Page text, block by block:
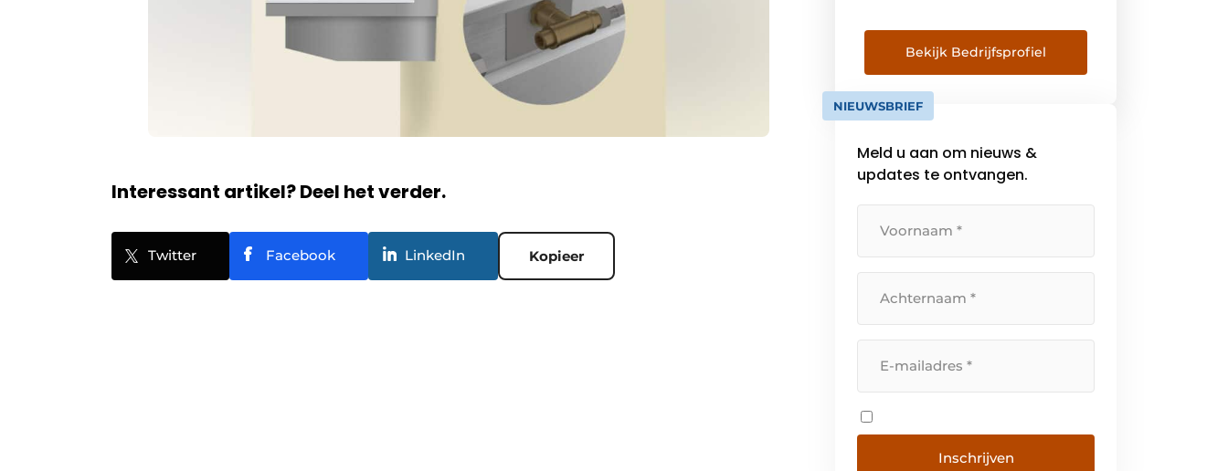
Interessant artikel? Deel het verder.
Twitter Facebook LinkedIn Kopieer
waardering er drie zijn. De vierde
en belangrijkste is de kwaliteit,
die over een langere periode
absoluut hoogwaardig en
betrouwbaar moet blijken te zijn.
van een merk worden steeds […]
Bekijk Bedrijfsprofiel
NIEUWSBRIEF
Meld u aan om nieuws &
updates te ontvangen.